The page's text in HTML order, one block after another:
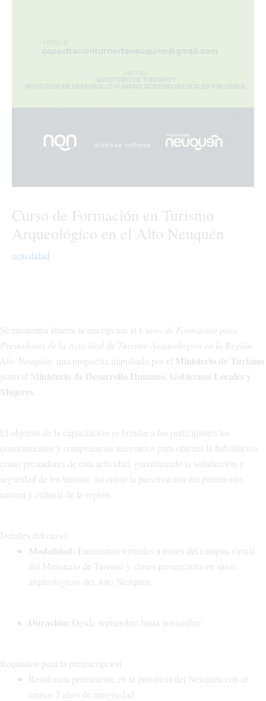
Curso de Formación en Turismo
Arqueológico en el Alto Neuquén
actualidad
Se encuentra abierta la inscripción al Curso de Formación para
Prestadores de la Actividad de Turismo Arqueológico en la Región
Alto Neuquén , una propuesta impulsada por el Ministerio de Turismo
junto al Ministerio de Desarrollo Humano, Gobiernos Locales y
Mujeres
El objetivo de la capacitación es brindar a los participantes los
conocimientos y competencias necesarios para obtener la habilitación
como prestadores de esta actividad, garantizando la satisfacción y
seguridad de los turistas, así como la preservación del patrimonio
natural y cultural de la región.
Detalles del curso
Modalidad: Encuentros virtuales a través del campus virtual
del Ministerio de Turismo y clases presenciales en sitios
arqueológicos del Alto Neuquén.
Duración: Desde septiembre hasta noviembre.
Requisitos para la preinscripción
Residencia permanente en la provincia del Neuquén con al
menos 2 años de antigüedad.